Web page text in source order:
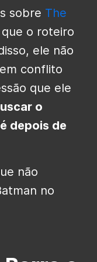
sobre The
o roteiro
ele não
conflito
que ele
o
depois de
não
no